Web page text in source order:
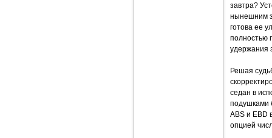
завтра?
нынешним
готова ее
полностью
удержания
Решая
седан в
подушками
ABS и EBD
опцией